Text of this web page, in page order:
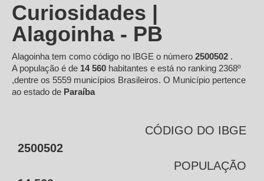
Curiosidades |
Alagoinha - PB
Alagoinha tem como código no IBGE o número 2500502 .
A população é de 14 560 habitantes e está no ranking 2368º
,dentre os 5559 municípios Brasileiros. O Município pertence
ao estado de Paraíba
CÓDIGO DO IBGE
2500502
POPULAÇÃO